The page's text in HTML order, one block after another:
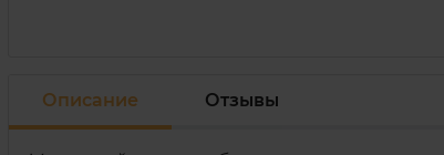
Описание Отзывы